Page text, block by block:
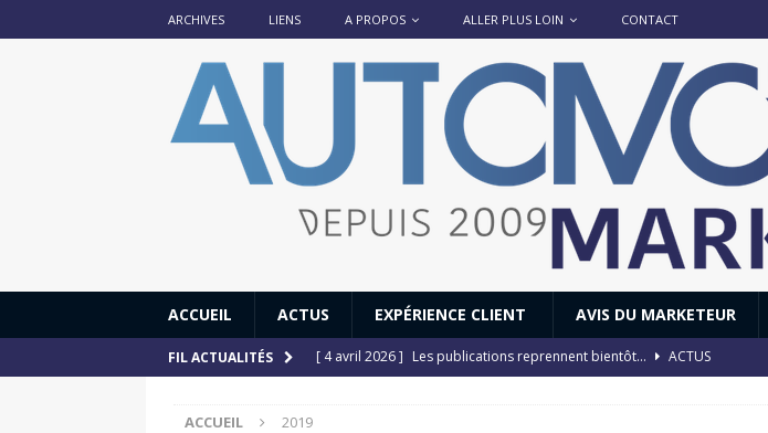
ARCHIVES LIENS A PROPOS ALLER PLUS LOIN CONTACT
ACCUEIL ACTUS EXPÉRIENCE CLIENT AVIS DU MARKETEUR
FIL ACTUALITÉS [ 4 avril 2026 ] Les publications reprennent bientôt…
ACTUS
ACCUEIL 2019